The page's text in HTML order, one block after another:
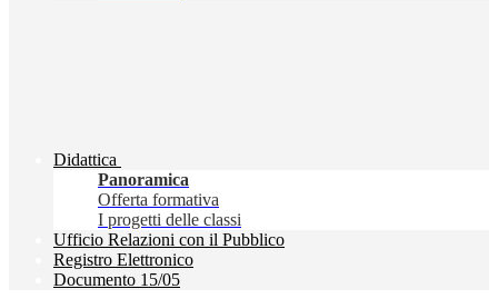
Didattica
Panoramica
Offerta formativa
I progetti delle classi
Ufficio Relazioni con il Pubblico
Registro Elettronico
Documento 15/05